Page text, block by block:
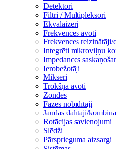
Detektori
Filtri / Multipleksori
Ekvalaizeri
Frekvences avoti
Frekvences reizinātāji/
Integrēti mikroviļņu
Impedances
Ierobežotāji
Mikseri
Trokšņa avoti
Zondes
Fāzes nobīdītāji
Jaudas dalītāji/
Rotācijas savienojumi
Slēdži
Pārsprieguma aizsargi